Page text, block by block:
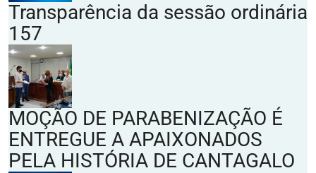
Transparência da sessão ordinária
157
MOÇÃO DE PARABENIZAÇÃO É
ENTREGUE A APAIXONADOS
PELA HISTÓRIA DE CANTAGALO